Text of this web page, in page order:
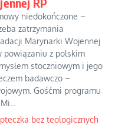
niedokończone –
zatrzymania
Marynarki Wojennej
powiązaniu z polskim
stoczniowym i jego
badawczo –
Gośćmi programu